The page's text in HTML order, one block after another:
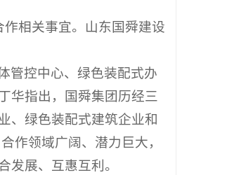
相关事宜。山东国舜建设
管控中心、绿色装配式办
华指出，国舜集团历经三
、绿色装配式建筑企业和
作领域广阔、潜力巨大，
发展、互惠互利。